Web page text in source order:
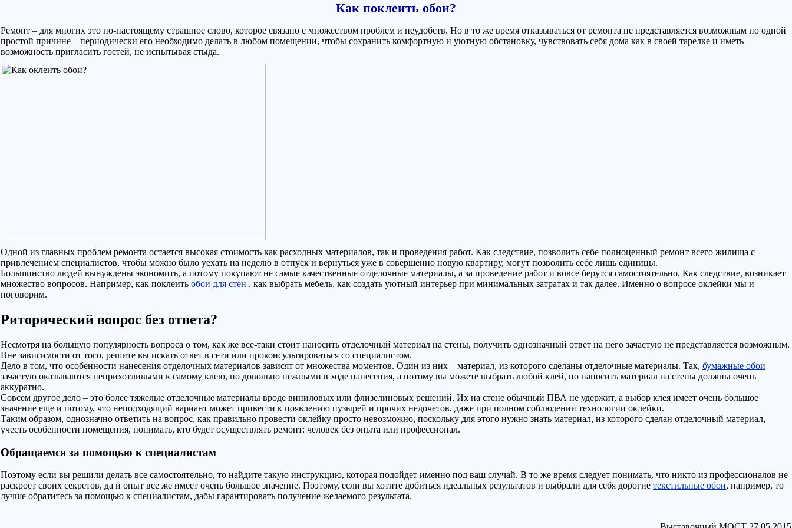
Как поклеить обои?
Ремонт – для многих это по-настоящему страшное слово, которое связано с множеством проблем и неудобств. Но в то же время отказываться от ремонта не представляется возможным по одной
простой причине – периодически его необходимо делать в любом помещении, чтобы сохранить комфортную и уютную обстановку, чувствовать себя дома как в своей тарелке и иметь
возможность пригласить гостей, не испытывая стыда.
Одной из главных проблем ремонта остается высокая стоимость как расходных материалов, так и проведения работ. Как следствие, позволить себе полноценный ремонт всего жилища с
привлечением специалистов, чтобы можно было уехать на неделю в отпуск и вернуться уже в совершенно новую квартиру, могут позволить себе лишь единицы.
Большинство людей вынуждены экономить, а потому покупают не самые качественные отделочные материалы, а за проведение работ и вовсе берутся самостоятельно. Как следствие, возникает
множество вопросов. Например, как поклеить обои для стен , как выбрать мебель, как создать уютный интерьер при минимальных затратах и так далее. Именно о вопросе оклейки мы и
поговорим.
Риторический вопрос без ответа?
Несмотря на большую популярность вопроса о том, как же все-таки стоит наносить отделочный материал на стены, получить однозначный ответ на него зачастую не представляется возможным.
Вне зависимости от того, решите вы искать ответ в сети или проконсультироваться со специалистом.
Дело в том, что особенности нанесения отделочных материалов зависят от множества моментов. Один из них – материал, из которого сделаны отделочные материалы. Так, бумажные обои
зачастую оказываются неприхотливыми к самому клею, но довольно нежными в ходе нанесения, а потому вы можете выбрать любой клей, но наносить материал на стены должны очень
аккуратно.
Совсем другое дело – это более тяжелые отделочные материалы вроде виниловых или флизелиновых решений. Их на стене обычный ПВА не удержит, а выбор клея имеет очень большое
значение еще и потому, что неподходящий вариант может привести к появлению пузырей и прочих недочетов, даже при полном соблюдении технологии оклейки.
Таким образом, однозначно ответить на вопрос, как правильно провести оклейку просто невозможно, поскольку для этого нужно знать материал, из которого сделан отделочный материал,
учесть особенности помещения, понимать, кто будет осуществлять ремонт: человек без опыта или профессионал.
Обращаемся за помощью к специалистам
Поэтому если вы решили делать все самостоятельно, то найдите такую инструкцию, которая подойдет именно под ваш случай. В то же время следует понимать, что никто из профессионалов не
раскроет своих секретов, да и опыт все же имеет очень большое значение. Поэтому, если вы хотите добиться идеальных результатов и выбрали для себя дорогие текстильные обои, например, то
лучше обратитесь за помощью к специалистам, дабы гарантировать получение желаемого результата.